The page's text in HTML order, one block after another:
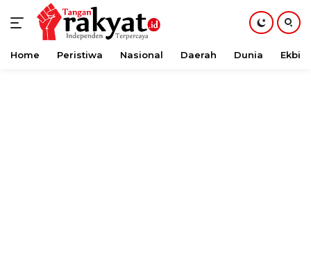
Langsung
Home Peristiwa Nasional Daerah Dunia Ekbis